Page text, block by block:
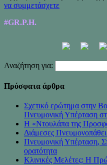
να συμμετάσχετε
#GR.P.H.
Αναζήτηση για:
Πρόσφατα άρθρα
Σχετικό ερώτημα στην
Πνευμονική Υπέρταση
Η «Ντουλάπα της
Διάμεσες
Πνευμονική Υπέρταση,
ορατότητα
Κλινικές Μελέτες: Η